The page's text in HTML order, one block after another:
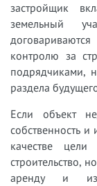
застройщик
земельный
контролю за
подрядчиками,
раздела
Если объект
собственность
качестве
строительство,
аренду и